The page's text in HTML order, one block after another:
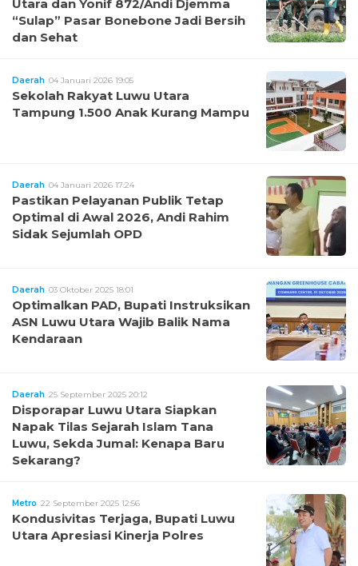
Utara dan Yonif 872/Andi Djemma
“Sulap” Pasar Bonebone Jadi Bersih
dan Sehat
Daerah 04 Januari 2026 19:05
Sekolah Rakyat Luwu Utara
Tampung 1.500 Anak Kurang Mampu
Daerah 04 Januari 2026 17:24
Pastikan Pelayanan Publik Tetap
Optimal di Awal 2026, Andi Rahim
Sidak Sejumlah OPD
Daerah 03 Oktober 2025 18:01
Optimalkan PAD, Bupati Instruksikan
ASN Luwu Utara Wajib Balik Nama
Kendaraan
Daerah 25 September 2025 20:12
Disporapar Luwu Utara Siapkan
Napak Tilas Sejarah Islam Tana
Luwu, Sekda Jumal: Kenapa Baru
Sekarang?
Metro 22 September 2025 12:56
Kondusivitas Terjaga, Bupati Luwu
Utara Apresiasi Kinerja Polres